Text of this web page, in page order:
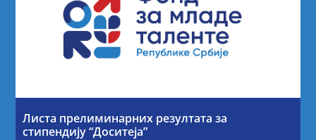
Листа прелиминарних резултата за
стипендију “Доситеја”